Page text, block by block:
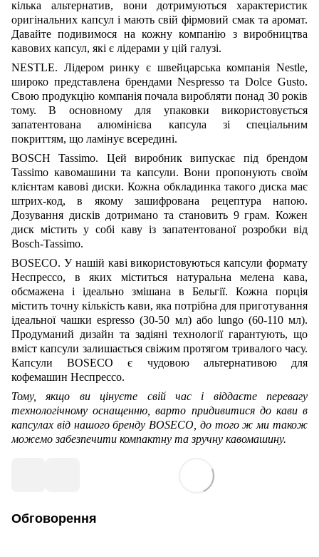
кілька альтернатив, вони дотримуються характеристик
оригінальних капсул і мають свій фірмовий смак та аромат.
Давайте подивимося на кожну компанію з виробництва
кавових капсул, які є лідерами у цій галузі.
NESTLE. Лідером ринку є швейцарська компанія Nestle,
широко представлена брендами Nespresso та Dolce Gusto.
Свою продукцію компанія почала виробляти понад 30 років
тому. В основному для упаковки використовується
запатентована алюмінієва капсула зі спеціальним
покриттям, що ламінує всередині.
BOSCH Tassimo. Цей виробник випускає під брендом
Tassimo кавомашини та капсули. Вони пропонують своїм
клієнтам кавові диски. Кожна обкладинка такого диска має
штрих-код, в якому зашифрована рецептура напою.
Дозування дисків дотримано та становить 9 грам. Кожен
диск містить у собі каву із запатентованої розробки від
Bosсh-Tassimo.
BOSECO. У нашій каві використовуються капсули формату
Неспрессо, в яких міститься натуральна мелена кава,
обсмажена і ідеально змішана в Бельгії. Кожна порція
містить точну кількість кави, яка потрібна для приготування
ідеальної чашки espresso (30-50 мл) або lungo (60-110 мл).
Продуманий дизайн та задіяні технології гарантують, що
вміст капсули залишається свіжим протягом тривалого часу.
Капсули BOSECO є чудовою альтернативою для
кофемашин Неспрессо.
Тому, якщо ви цінуєте свій час і віддаєте перевагу
технологічному оснащенню, варто придивитися до кави в
капсулах від нашого бренду BOSECO, до того ж ми також
можемо забезпечити компактну та зручну кавомашину.
Обговорення